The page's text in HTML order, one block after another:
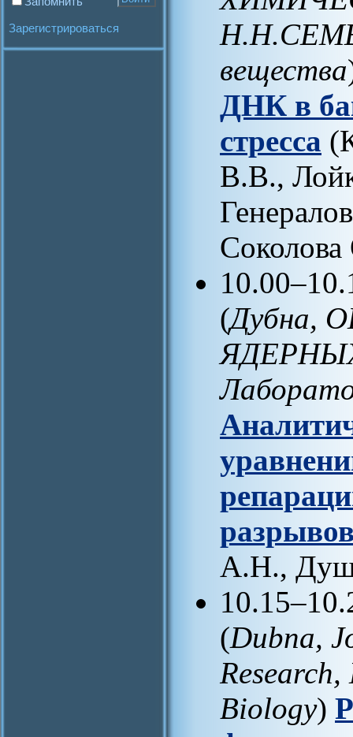
Зарегистрироваться
вещества
ДНК в
стресса
В.В.,
(Дубна,
А.Н.,
(Dubna,
Biology)